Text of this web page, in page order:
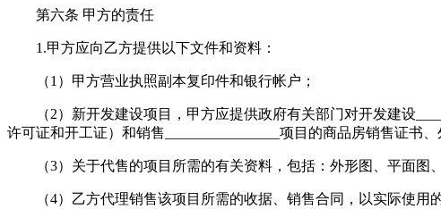
第六条 甲方的责任
1.甲方应向乙方提供以下文件和资料：
（1）甲方营业执照副本复印件和银行帐户；
（2）新开发建设项目，甲方应提供政府有关部门对开发建设
许可证和开工证）和销售________________项目的商品房销售证
（3）关于代售的项目所需的有关资料，包括：外形图、平面图
（4）乙方代理销售该项目所需的收据、销售合同，以实际使用的